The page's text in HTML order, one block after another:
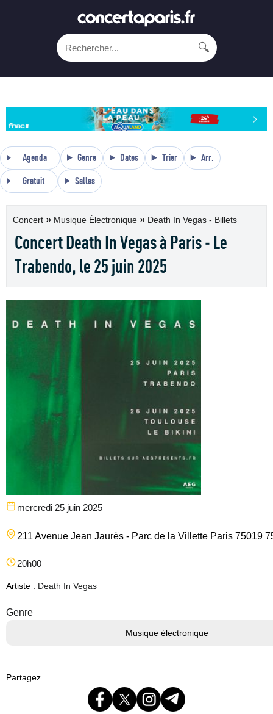
🔍
Agenda Genre Dates Trier Arr.
Gratuit Salles
Concert » Musique Électronique » Death In Vegas - Billets
Concert Death In Vegas à Paris - Le
Trabendo, le 25 juin 2025
mercredi 25 juin 2025
211 Avenue Jean Jaurès - Parc de la Villette Paris 75019
20h00
Artiste : Death In Vegas
Genre
Musique électronique
Partagez